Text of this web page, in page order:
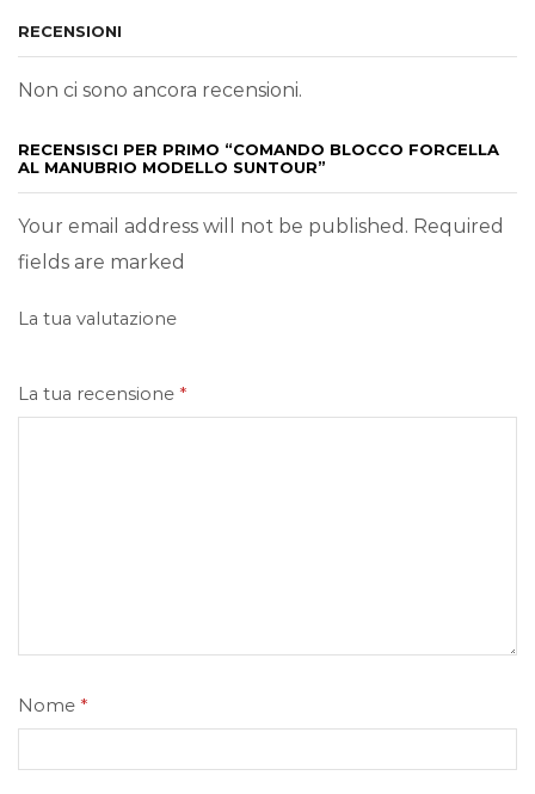
RECENSIONI
Non ci sono ancora recensioni.
RECENSISCI PER PRIMO “COMANDO BLOCCO FORCELLA
AL MANUBRIO MODELLO SUNTOUR”
Your email address will not be published. Required
fields are marked
La tua valutazione
La tua recensione *
Nome *